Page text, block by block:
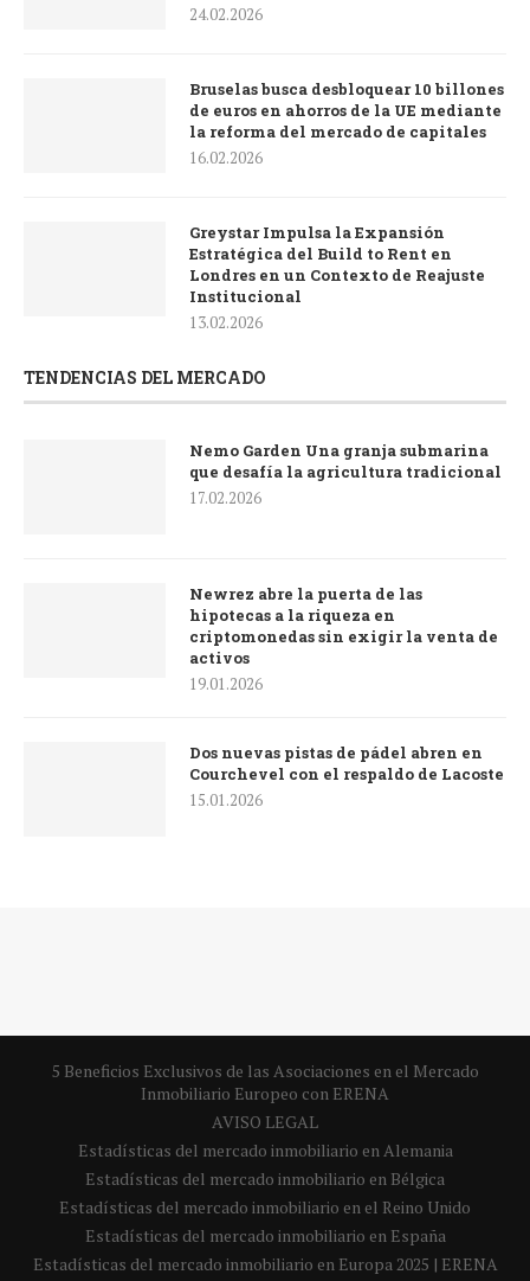
24.02.2026
Bruselas busca desbloquear 10 billones
de euros en ahorros de la UE mediante
la reforma del mercado de capitales
16.02.2026
Greystar Impulsa la Expansión
Estratégica del Build to Rent en
Londres en un Contexto de Reajuste
Institucional
13.02.2026
TENDENCIAS DEL MERCADO
Nemo Garden Una granja submarina
que desafía la agricultura tradicional
17.02.2026
Newrez abre la puerta de las
hipotecas a la riqueza en
criptomonedas sin exigir la venta de
activos
19.01.2026
Dos nuevas pistas de pádel abren en
Courchevel con el respaldo de Lacoste
15.01.2026
5 Beneficios Exclusivos de las Asociaciones en el Mercado
Inmobiliario Europeo con ERENA
AVISO LEGAL
Estadísticas del mercado inmobiliario en Alemania
Estadísticas del mercado inmobiliario en Bélgica
Estadísticas del mercado inmobiliario en el Reino Unido
Estadísticas del mercado inmobiliario en España
Estadísticas del mercado inmobiliario en Europa 2025 | ERENA